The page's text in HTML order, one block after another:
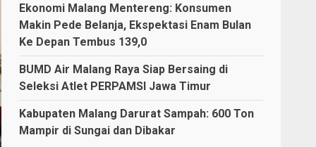
Ekonomi Malang Mentereng: Konsumen
Makin Pede Belanja, Ekspektasi Enam Bulan
Ke Depan Tembus 139,0
BUMD Air Malang Raya Siap Bersaing di
Seleksi Atlet PERPAMSI Jawa Timur
Kabupaten Malang Darurat Sampah: 600 Ton
Mampir di Sungai dan Dibakar